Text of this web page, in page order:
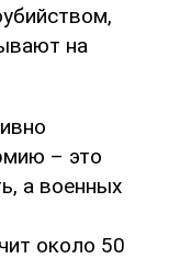
на
– это
а военных
около 50